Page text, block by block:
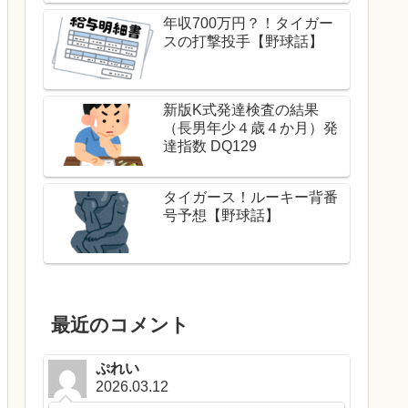
年収700万円？！タイガー
スの打撃投手【野球話】
新版K式発達検査の結果
（長男年少４歳４か月）発
達指数 DQ129
タイガース！ルーキー背番
号予想【野球話】
最近のコメント
ぷれい
2026.03.12